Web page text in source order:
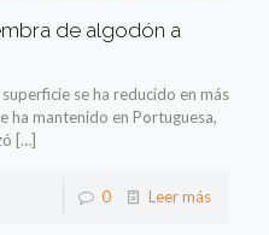
de algodón a
se ha reducido en más
ha mantenido en Portuguesa,
[…]
0 Leer más